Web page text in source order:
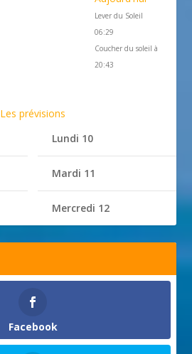
Lever du Soleil
06:29
Coucher du soleil à
20:43
Les prévisions
Lundi 10
Mardi 11
Mercredi 12
Facebook